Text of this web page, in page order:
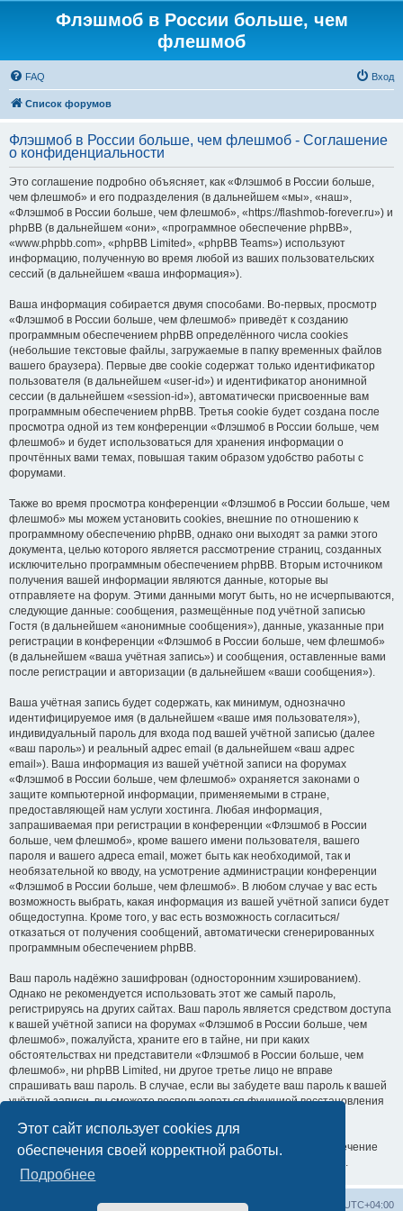
Этот сайт использует cookies для
обеспечения своей корректной работы.
Подробнее
Флэшмоб в России больше, чем
флешмоб
FAQ Вход
Список форумов
Флэшмоб в России больше, чем флешмоб - Соглашение
о конфиденциальности
Это соглашение подробно объясняет, как «Флэшмоб в России больше,
чем флешмоб» и его подразделения (в дальнейшем «мы», «наш»,
«Флэшмоб в России больше, чем флешмоб», «https://flashmob-forever.ru») и
phpBB (в дальнейшем «они», «программное обеспечение phpBB»,
«www.phpbb.com», «phpBB Limited», «phpBB Teams») используют
информацию, полученную во время любой из ваших пользовательских
сессий (в дальнейшем «ваша информация»).
Ваша информация собирается двумя способами. Во-первых, просмотр
«Флэшмоб в России больше, чем флешмоб» приведёт к созданию
программным обеспечением phpBB определённого числа cookies
(небольшие текстовые файлы, загружаемые в папку временных файлов
вашего браузера). Первые две cookie содержат только идентификатор
пользователя (в дальнейшем «user-id») и идентификатор анонимной
сессии (в дальнейшем «session-id»), автоматически присвоенные вам
программным обеспечением phpBB. Третья cookie будет создана после
просмотра одной из тем конференции «Флэшмоб в России больше, чем
флешмоб» и будет использоваться для хранения информации о
прочтённых вами темах, повышая таким образом удобство работы с
форумами.
Также во время просмотра конференции «Флэшмоб в России больше, чем
флешмоб» мы можем установить cookies, внешние по отношению к
программному обеспечению phpBB, однако они выходят за рамки этого
документа, целью которого является рассмотрение страниц, созданных
исключительно программным обеспечением phpBB. Вторым источником
получения вашей информации являются данные, которые вы
отправляете на форум. Этими данными могут быть, но не исчерпываются,
следующие данные: сообщения, размещённые под учётной записью
Гостя (в дальнейшем «анонимные сообщения»), данные, указанные при
регистрации в конференции «Флэшмоб в России больше, чем флешмоб»
(в дальнейшем «ваша учётная запись») и сообщения, оставленные вами
после регистрации и авторизации (в дальнейшем «ваши сообщения»).
Ваша учётная запись будет содержать, как минимум, однозначно
идентифицируемое имя (в дальнейшем «ваше имя пользователя»),
индивидуальный пароль для входа под вашей учётной записью (далее
«ваш пароль») и реальный адрес email (в дальнейшем «ваш адрес
email»). Ваша информация из вашей учётной записи на форумах
«Флэшмоб в России больше, чем флешмоб» охраняется законами о
защите компьютерной информации, применяемыми в стране,
предоставляющей нам услуги хостинга. Любая информация,
запрашиваемая при регистрации в конференции «Флэшмоб в России
больше, чем флешмоб», кроме вашего имени пользователя, вашего
пароля и вашего адреса email, может быть как необходимой, так и
необязательной ко вводу, на усмотрение администрации конференции
«Флэшмоб в России больше, чем флешмоб». В любом случае у вас есть
возможность выбрать, какая информация из вашей учётной записи будет
общедоступна. Кроме того, у вас есть возможность согласиться/
отказаться от получения сообщений, автоматически сгенерированных
программным обеспечением phpBB.
Ваш пароль надёжно зашифрован (односторонним хэшированием).
Однако не рекомендуется использовать этот же самый пароль,
регистрируясь на других сайтах. Ваш пароль является средством доступа
к вашей учётной записи на форумах «Флэшмоб в России больше, чем
флешмоб», пожалуйста, храните его в тайне, ни при каких
обстоятельствах ни представители «Флэшмоб в России больше, чем
флешмоб», ни phpBB Limited, ни другое третье лицо не вправе
спрашивать ваш пароль. В случае, если вы забудете ваш пароль к вашей
учётной записи, вы сможете воспользоваться функцией восстановления
обеспечением phpBB. Вам будет необходимо ввести ваше имя
пользователя и ваш адрес email, после чего программное обеспечение
phpBB сгенерирует вам новый пароль для вашей учётной записи.
Список форумов UTC+04:00
Удалить cookies